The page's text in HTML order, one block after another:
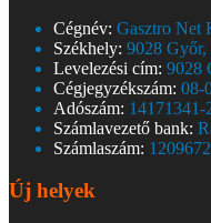
Cégnév: Gasztro Net
Székhely: 9028 Győr,
Levelezési cím: 9028
Cégjegyzékszám: 08-
Adószám: 14171341-
Számlavezető bank:
Számlaszám:
Új helyek